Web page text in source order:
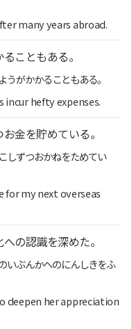
many years abroad.
こともある。
がかかることもある。
hefty expenses.
金を貯めている。
しずつおかねをためてい
my next overseas
の認識を深めた。
いぶんかへのにんしきをふ
deepen her appreciation